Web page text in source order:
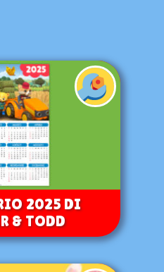
2025 DI
& TODD